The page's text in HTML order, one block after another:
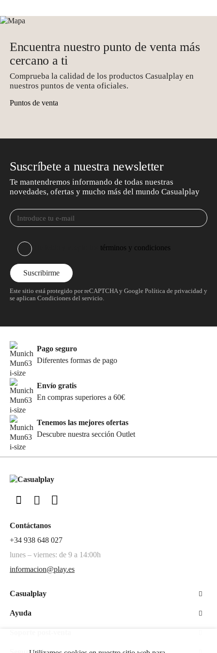
Encuentra nuestro punto de venta más
cercano a ti
Comprueba la calidad de los productos Casualplay en
nuestros puntos de venta oficiales.
Puntos de venta
Suscríbete a nuestra newsletter
Te mantendremos informando de todas nuestras
novedades, ofertas y mucho más del mundo Casualplay
términos y condiciones
Este sitio está protegido por reCAPTCHA y Google Política de privacidad y
se aplican Condiciones del servicio
Pago seguro
Diferentes formas de pago
Envío gratis
En compras superiores a 60€
Tenemos las mejores ofertas
Descubre nuestra sección Outlet
Contáctanos
+34 938 648 027
lunes – viernes: de 9 a 14:00h
informacion@play.es
Casualplay
Ayuda